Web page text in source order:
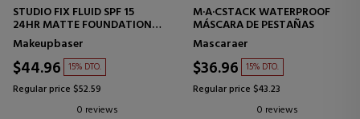
STUDIO FIX FLUID SPF 15
24HR MATTE FOUNDATION +
OIL CONTROL
MAKEUPBASE
Makeupbaser
$44.96 15% DTO.
Regular price $52.59
0 reviews
M·A·CSTACK WATERPROOF
MÁSCARA DE PESTAÑAS
Mascaraer
$36.96 15% DTO.
Regular price $43.23
0 reviews